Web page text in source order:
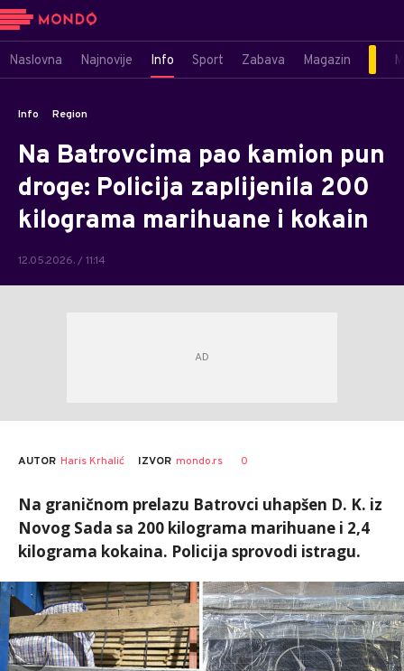
Naslovna Najnovije Info Sport Zabava Magazin
Info Region
Na Batrovcima pao kamion pun
droge: Policija zaplijenila 200
kilograma marihuane i kokain
12.05.2026. / 11:14
AUTOR Haris Krhalić IZVOR mondo.rs 0
Na graničnom prelazu Batrovci uhapšen D. K. iz
Novog Sada sa 200 kilograma marihuane i 2,4
kilograma kokaina. Policija sprovodi istragu.